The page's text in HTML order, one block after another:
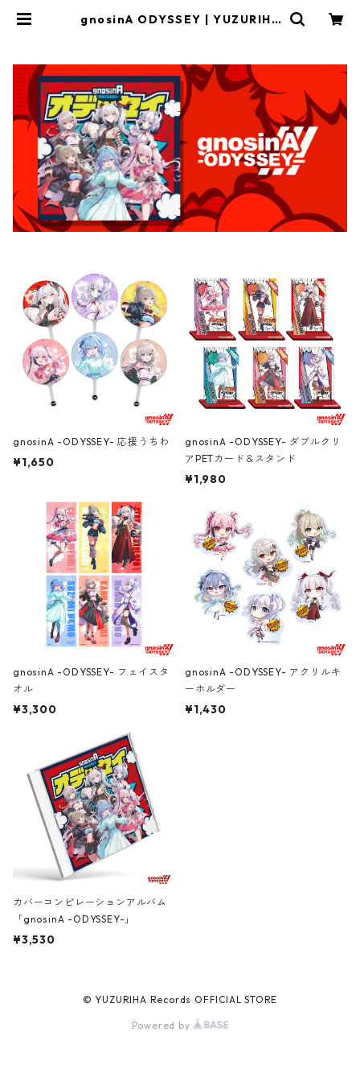
gnosinA ODYSSEY | YUZURIHA
gnosinA -ODYSSEY- 応援うちわ
¥1,650
gnosinA -ODYSSEY- ダブルクリ
アPETカード＆スタンド
¥1,980
gnosinA -ODYSSEY- フェイスタ
オル
¥3,300
gnosinA -ODYSSEY- アクリルキ
ーホルダー
¥1,430
カバーコンピレーションアルバム
「gnosinA -ODYSSEY-」
¥3,530
© YUZURIHA Records OFFICIAL STORE
Powered by